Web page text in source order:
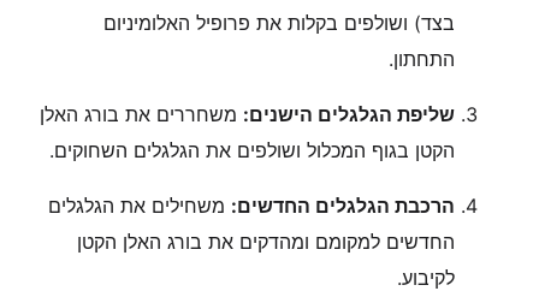
בצד) ושולפים בקלות את פרופיל האלומיניום
התחתון.
שליפת הגלגלים הישנים: משחררים את בורג האלן
הקטן בגוף המכלול ושולפים את הגלגלים השחוקים.
הרכבת הגלגלים החדשים: משחילים את הגלגלים
החדשים למקומם ומהדקים את בורג האלן הקטן
לקיבוע.